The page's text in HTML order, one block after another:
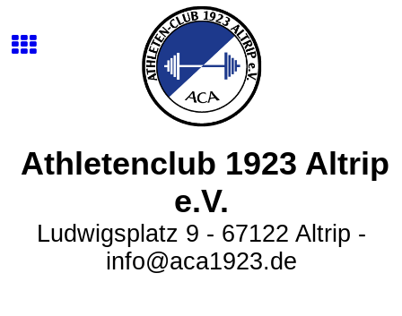
Athletenclub 1923 Altrip
e.V.
Ludwigsplatz 9 - 67122 Altrip -
info@aca1923.de